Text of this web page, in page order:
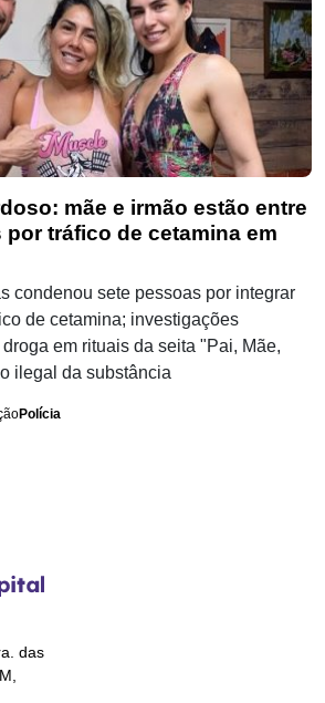
mãe e irmão estão entre
tráfico de cetamina em
condenou sete pessoas por integrar
de cetamina; investigações
em rituais da seita "Pai, Mãe,
ilegal da substância
Polícia
das